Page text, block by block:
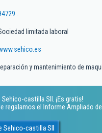
limitada laboral
y mantenimiento de
castilla Sll. ¡Es gratis!
regalamos el Informe Ampliado
Sehico-castilla Sll